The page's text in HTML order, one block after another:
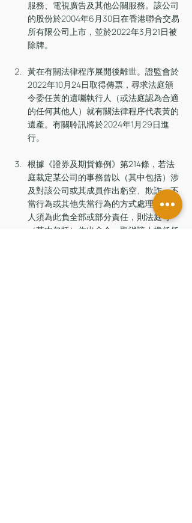
服務、電視廣告及其他公關服務。該公司
的股份於2004年6月30日在香港聯合交易
所有限公司上市，並於2022年3月21日被
除牌。
黃在有關法律程序展開後離世。證監會於
2022年10月24日取得傳票，尋求法庭頒
令委任黃的遺囑執行人（或法庭認為合適
的任何其他人）就有關法律程序代表黃的
遺產。有關聆訊將於2024年1月29日進
行。
根據《證券及期貨條例》第214條，若法
庭裁定某公司的事務曾以（其中包括）涉
及對該公司或其成員作出虧空、欺詐、不
當行為或其他失當行為的方式處理，而某
人須為此負全部或部分責任，則法庭可
（其中包括）作出命令，取消該人擔任任